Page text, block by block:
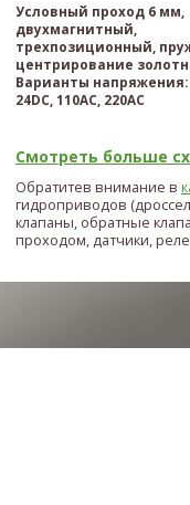
Условный проход 6 мм,
двухмагнитный,
трехпозиционный,
центрирование
Варианты напряжения:
24DC, 110AC, 220AC
Смотреть больше
Обратитев внимание в
гидроприводов
клапаны, обратные
проходом, датчики, реле